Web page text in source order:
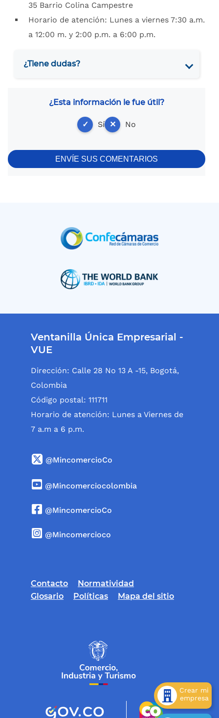
35 Barrio Colina Campestre
Horario de atención: Lunes a viernes 7:30 a.m.
a 12:00 m. y 2:00 p.m. a 6:00 p.m.
¿Tiene dudas?
¿Esta información le fue útil?
✓ Sí ✕ No
ENVÍE SUS COMENTARIOS
Ventanilla Única Empresarial -
VUE
Dirección: Calle 28 No 13 A -15, Bogotá,
Colombia
Código postal: 111711
Horario de atención: Lunes a Viernes de
7 a.m a 6 p.m.
@MincomercioCo
@Mincomerciocolombia
@MincomercioCo
@Mincomercioco
Contacto
Normatividad
Glosario
Políticas Mapa del sitio